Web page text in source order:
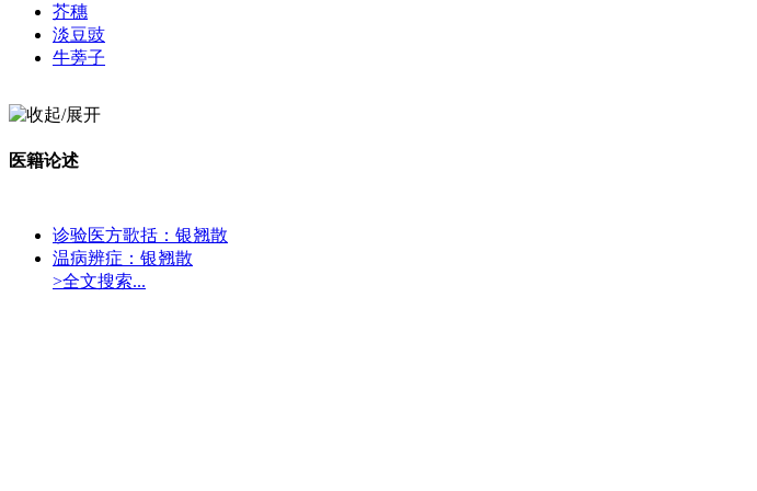
芥穗
淡豆豉
牛蒡子
医籍论述
诊验医方歌括：银翘散
温病辨症：银翘散
>全文搜索...